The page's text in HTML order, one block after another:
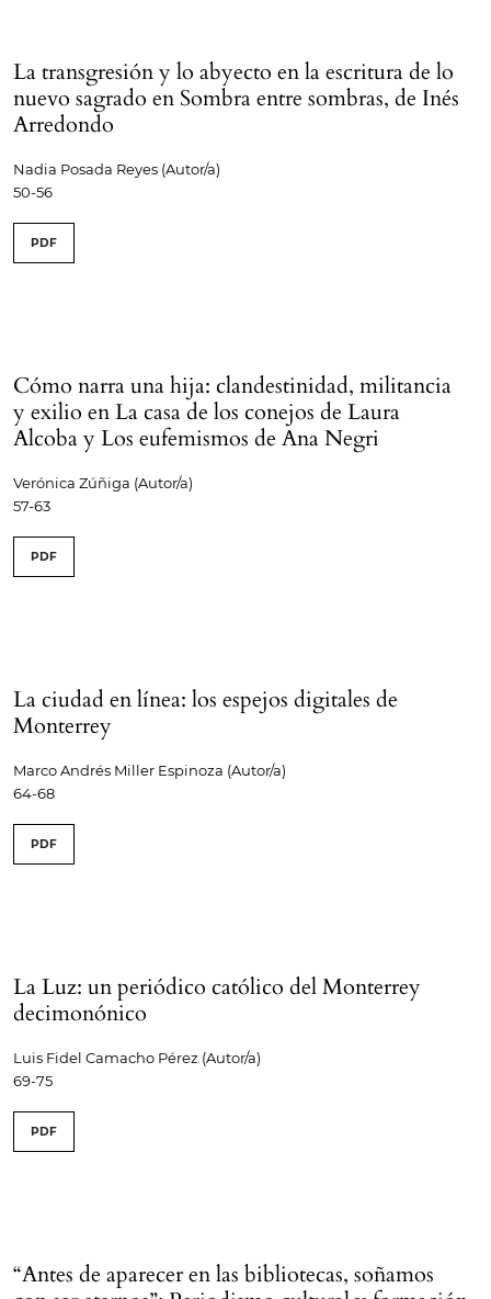
La transgresión y lo abyecto en la escritura de lo
nuevo sagrado en Sombra entre sombras, de Inés
Arredondo
Nadia Posada Reyes (Autor/a)
50-56
PDF
Cómo narra una hija: clandestinidad, militancia
y exilio en La casa de los conejos de Laura
Alcoba y Los eufemismos de Ana Negri
Verónica Zúñiga (Autor/a)
57-63
PDF
La ciudad en línea: los espejos digitales de
Monterrey
Marco Andrés Miller Espinoza (Autor/a)
64-68
PDF
La Luz: un periódico católico del Monterrey
decimonónico
Luis Fidel Camacho Pérez (Autor/a)
69-75
PDF
“Antes de aparecer en las bibliotecas, soñamos